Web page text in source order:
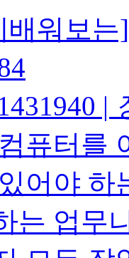
워보는
|
퓨터를
어야 하
는 업무